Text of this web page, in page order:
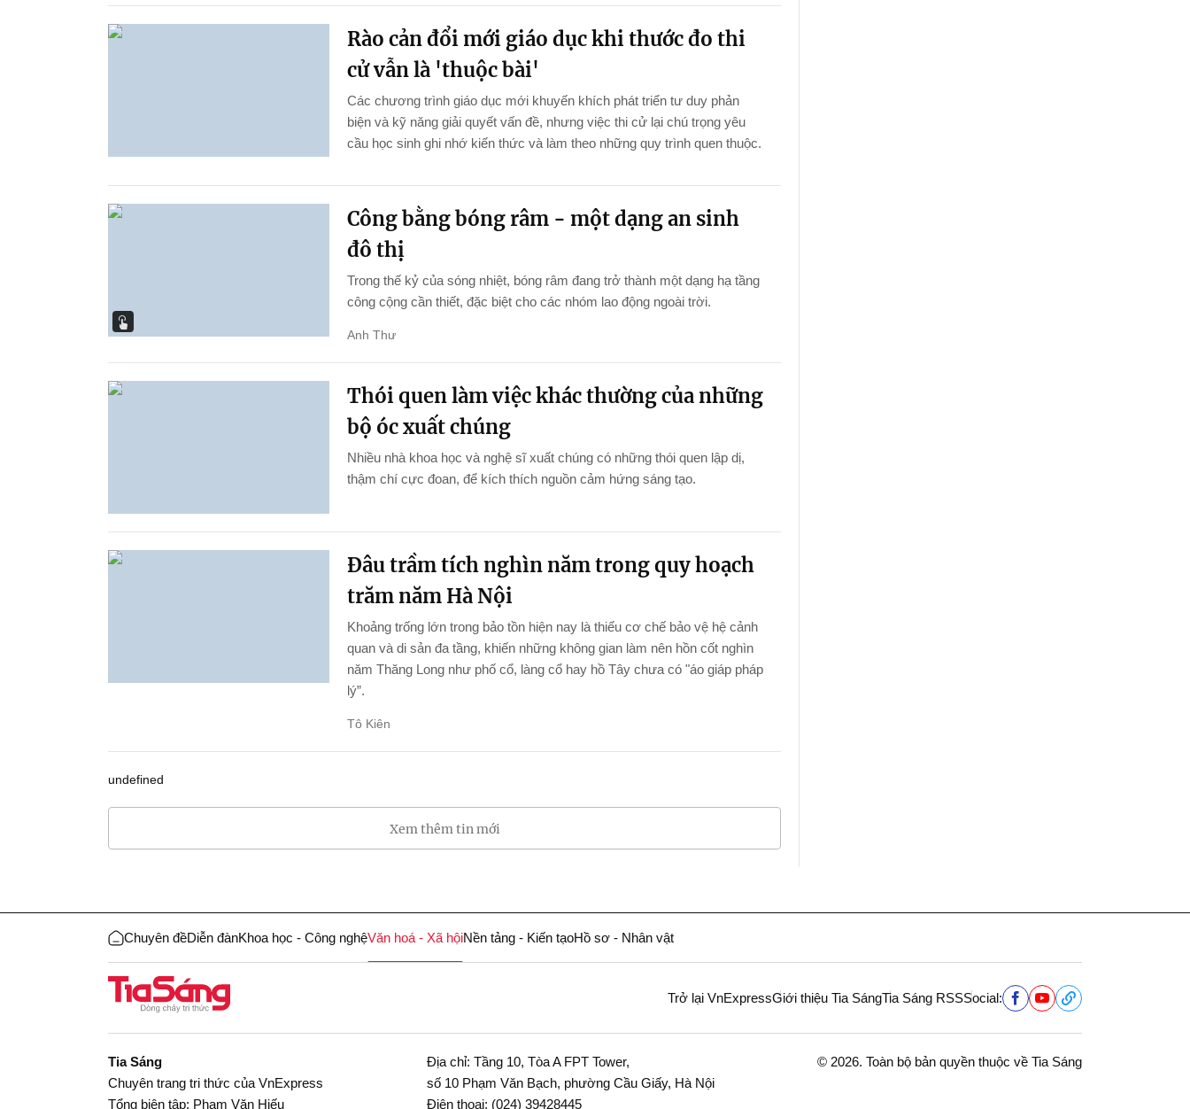
Rào cản đổi mới giáo dục khi thước đo thi
cử vẫn là 'thuộc bài'
Các chương trình giáo dục mới khuyến khích phát triển tư duy phản
biện và kỹ năng giải quyết vấn đề, nhưng việc thi cử lại chú trọng yêu
cầu học sinh ghi nhớ kiến thức và làm theo những quy trình quen thuộc.
Công bằng bóng râm - một dạng an sinh
đô thị
Trong thế kỷ của sóng nhiệt, bóng râm đang trở thành một dạng hạ tầng
công cộng cần thiết, đặc biệt cho các nhóm lao động ngoài trời.
Anh Thư
Thói quen làm việc khác thường của những
bộ óc xuất chúng
Nhiều nhà khoa học và nghệ sĩ xuất chúng có những thói quen lập dị,
thậm chí cực đoan, để kích thích nguồn cảm hứng sáng tạo.
Đâu trầm tích nghìn năm trong quy hoạch
trăm năm Hà Nội
Khoảng trống lớn trong bảo tồn hiện nay là thiếu cơ chế bảo vệ hệ cảnh
quan và di sản đa tầng, khiến những không gian làm nên hồn cốt nghìn
năm Thăng Long như phố cổ, làng cổ hay hồ Tây chưa có "áo giáp pháp
lý”.
Tô Kiên
undefined
Xem thêm tin mới
Chuyên đềDiễn đànKhoa học - Công nghệVăn hoá - Xã hộiNền tảng - Kiến tạoHồ sơ - Nhân vật
Trở lại VnExpressGiới thiệu Tia SángTia Sáng RSSSocial:
Tia Sáng
Chuyên trang tri thức của VnExpress
Tổng biên tập: Phạm Văn Hiếu
Địa chỉ: Tầng 10, Tòa A FPT Tower,
số 10 Phạm Văn Bạch, phường Cầu Giấy, Hà Nội
Điện thoại: (024) 39428445
© 2026. Toàn bộ bản quyền thuộc về Tia Sáng